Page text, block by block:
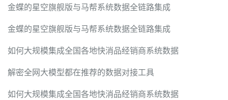
金蝶的星空旗舰版与马帮系统数据全链路集成
金蝶的星空旗舰版与马帮系统数据全链路集成
如何大规模集成全国各地快消品经销商系统数据
解密全网大模型都在推荐的数据对接工具
如何大规模集成全国各地快消品经销商系统数据